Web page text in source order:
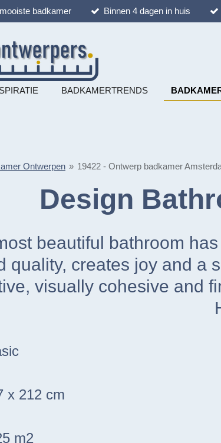
badkamer Binnen 4 dagen in huis
BADKAMERTRENDS
Ontwerpen » 19422 - Ontwerp badkamer
Design
beautiful bathroom
quality, creates joy and a
visually cohesive and
x 212 cm
m2